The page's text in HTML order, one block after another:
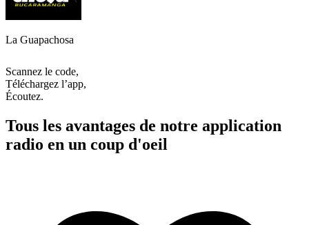
La Guapachosa
Scannez le code,
Téléchargez l’app,
Écoutez.
Tous les avantages de notre application
radio en un coup d'oeil